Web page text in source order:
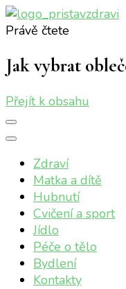
Právě čtete
Jak vybrat
Přejít k obsahu
Zdraví
Matka a dítě
Hubnutí
Cvičení a sport
Jídlo
Péče o tělo
Bydlení
Kontakty